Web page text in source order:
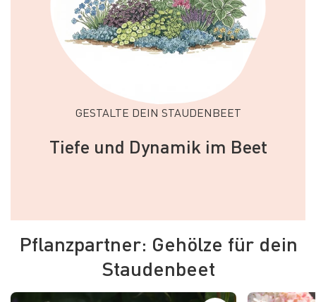
GESTALTE DEIN STAUDENBEET
Tiefe und Dynamik im Beet
Pflanzpartner: Gehölze für dein
Staudenbeet